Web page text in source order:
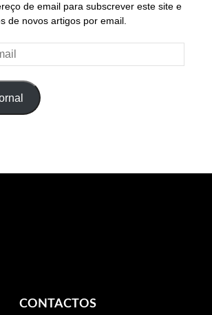
de email para subscrever este site e
de novos artigos por email.
CONTACTOS